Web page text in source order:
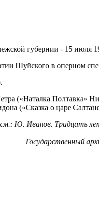
губернии - 15 июля
Шуйского в оперном
(«Наталка Полтавка»
(«Сказка о царе
см.: Ю. Иванов. Тридцать лет
Государственный